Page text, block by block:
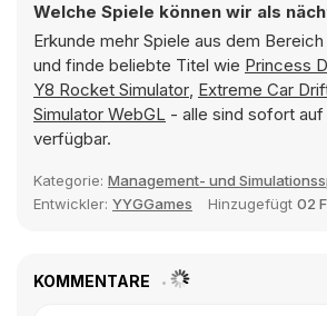
Welche Spiele können wir als
Erkunde mehr Spiele aus dem Bereich
und finde beliebte Titel wie Princess
Y8 Rocket Simulator, Extreme Car
Simulator WebGL - alle sind sofort auf
verfügbar.
Kategorie: Management- und
Entwickler: YYGGames Hinzugefügt 02
KOMMENTARE